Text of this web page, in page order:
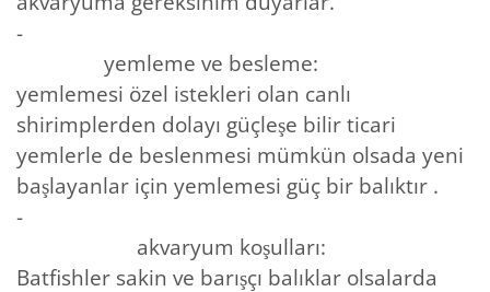
-
yemleme ve besleme:
yemlemesi özel istekleri olan canlı
shirimplerden dolayı güçleşe bilir ticari
yemlerle de beslenmesi mümkün olsada yeni
başlayanlar için yemlemesi güç bir balıktır .
-
akvaryum koşulları:
Batfishler sakin ve barışçı balıklar olsalarda